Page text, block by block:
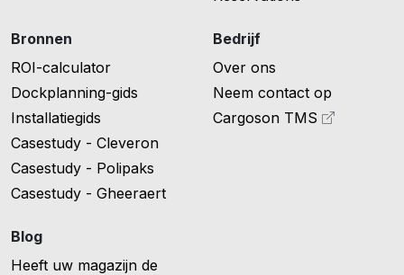
Bronnen
ROI-calculator
Dockplanning-gids
Installatiegids
Casestudy - Cleveron
Casestudy - Polipaks
Casestudy - Gheeraert
Blog
Heeft uw magazijn de
Bedrijf
Over ons
Neem contact op
Cargoson TMS